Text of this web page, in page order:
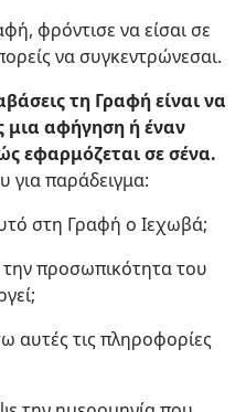
φρόντισε να είσαι σε
να συγκεντρώνεσαι.
τη Γραφή είναι να
μια αφήγηση ή έναν
εφαρμόζεται σε σένα.
παράδειγμα:
στη Γραφή ο Ιεχωβά;
την προσωπικότητα του
τις πληροφορίες